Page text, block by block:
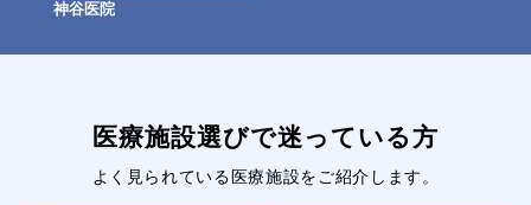
神谷医院
医療施設選びで迷っている方
よく見られている医療施設をご紹介します。